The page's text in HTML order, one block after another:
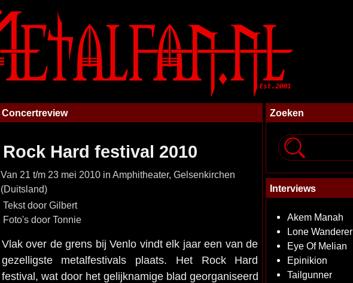
Concertreview
Rock Hard festival 2010
Van 21 t/m 23 mei 2010 in Amphitheater, Gelsenkirchen
(Duitsland)
Tekst door Gilbert
Foto's door Tonnie
Vlak over de grens bij Venlo vindt elk jaar een van de
gezelligste metalfestivals plaats. Het Rock Hard
festival, wat door het gelijknamige blad georganiseerd
Zoeken
Interviews
Akem Manah
Lone Wanderer
Eye Of Melian
Epinikion
Tailgunner